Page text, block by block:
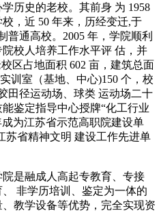
历史的老校。其前身 为 1958
，近 50 年来，历经变迁,于
普通高校。2005 年，学院顺利
校人培养工作水平评 估，并
区占地面积 602 亩，建筑总面
训室（基地、中心)150 个，校
田径运动场、球类 运动场二十
鉴定指导中心授牌“化工行业
为江苏省示范高职院建设单
苏省精神文明 建设工作先进单
是融成人高起专教育、专接
非学历培训、鉴定为一体的
教学设备等优势，完全实现资